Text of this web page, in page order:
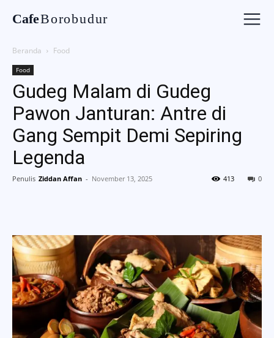
CafeBorobudur
Beranda Food
Food
Gudeg Malam di Gudeg
Pawon Janturan: Antre di
Gang Sempit Demi Sepiring
Legenda
Penulis Ziddan Affan - November 13, 2025 0
413